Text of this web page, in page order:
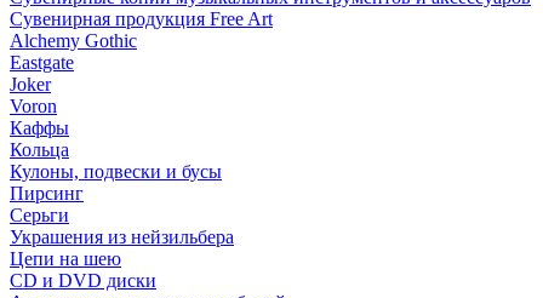
Сувенирная продукция Free Art
Alchemy Gothic
Eastgate
Joker
Voron
Каффы
Кольца
Кулоны, подвески и бусы
Пирсинг
Серьги
Украшения из нейзильбера
Цепи на шею
CD и DVD диски